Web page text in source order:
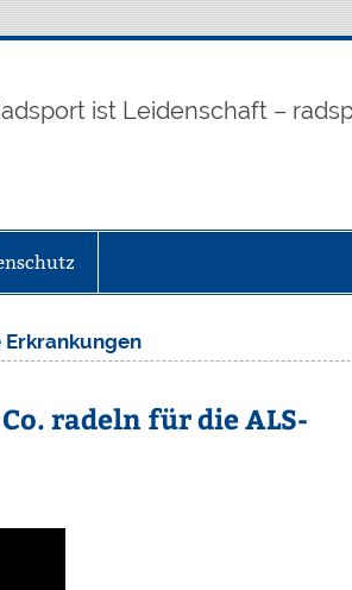
ist Leidenschaft –
radeln für die ALS-